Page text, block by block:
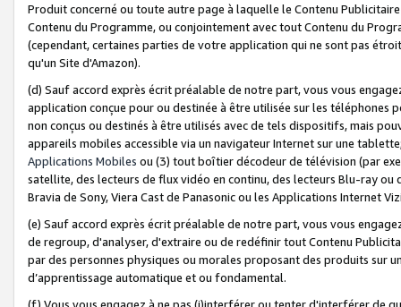
Produit concerné ou toute autre page à laquelle le Contenu
Contenu du Programme, ou conjointement avec tout Contenu du
(cependant, certaines parties de votre application qui ne sont pas
qu'un Site d'Amazon).
(d) Sauf accord exprès écrit préalable de notre part, vous vous
application conçue pour ou destinée à être utilisée sur les téléphones
non conçus ou destinés à être utilisés avec de tels dispositifs, mais
appareils mobiles accessible via un navigateur Internet sur une
Applications Mobiles ou (3) tout boîtier décodeur de télévision (par
satellite, des lecteurs de flux vidéo en continu, des lecteurs Blu-ray
Bravia de Sony, Viera Cast de Panasonic ou les Applications Internet
(e) Sauf accord exprès écrit préalable de notre part, vous vous
de regroup, d'analyser, d'extraire ou de redéfinir tout Contenu
par des personnes physiques ou morales proposant des produits sur
d’apprentissage automatique et ou fondamental.
(f) Vous vous engagez à ne pas (i)interférer ou tenter d'interférer de